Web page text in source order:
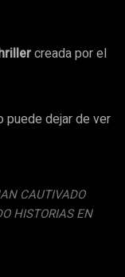
creada por el
puede dejar de ver
CAUTIVADO
HISTORIAS EN